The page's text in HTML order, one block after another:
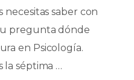
necesitas saber con
pregunta dónde
en Psicología.
la séptima …